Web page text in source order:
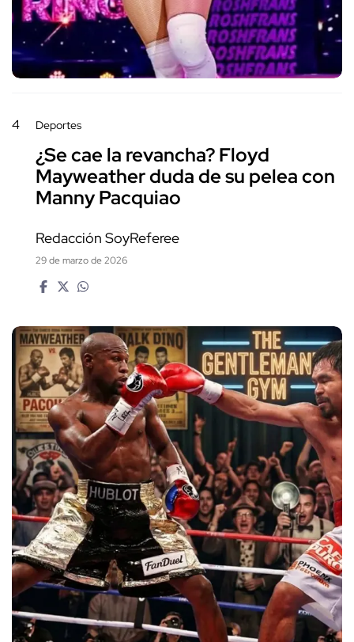
4 Deportes
¿Se cae la revancha? Floyd
Mayweather duda de su pelea con
Manny Pacquiao
Redacción SoyReferee
29 de marzo de 2026